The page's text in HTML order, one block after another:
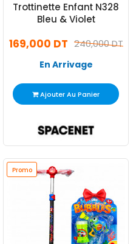
Trottinette Enfant N328
Bleu & Violet
240,000 DT
169,000 DT
En Arrivage
Ajouter Au Panier
Promo